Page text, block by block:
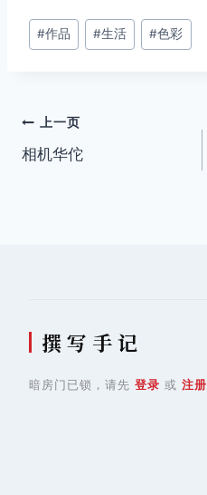
文
章
#作品 #生活 #色彩
文
章
上一页
相机华佗
撰 写 手 记
暗房门已锁，请先 登录 或 注册